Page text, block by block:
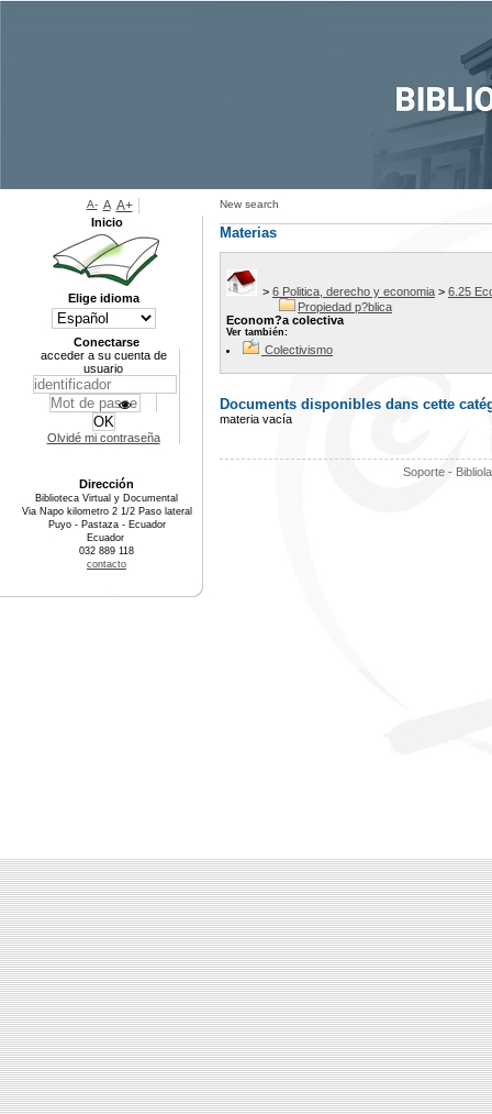
New search
Materias
> 6 Politica, derecho y economia > 6.25
Propiedad p?blica
Econom?a colectiva
Ver también:
Colectivismo
Documents disponibles dans cette
materia vacía
Soporte -
A- A A+
Inicio
Elige idioma
Conectarse
acceder a su cuenta de
usuario
Olvidé mi contraseña
Dirección
Biblioteca Virtual y Documental
Via Napo kilometro 2 1/2 Paso lateral
Puyo - Pastaza - Ecuador
Ecuador
032 889 118
contacto